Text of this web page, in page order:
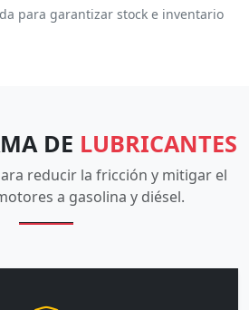
para garantizar stock e inventario
DE LUBRICANTES
reducir la fricción y mitigar el
a gasolina y diésel.